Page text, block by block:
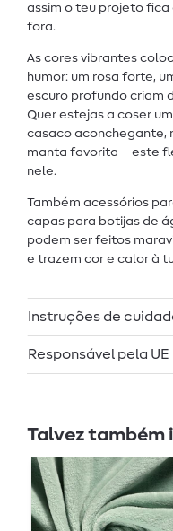
assim o teu projeto
fora.
As cores vibrantes
humor: um rosa forte,
escuro profundo criam
Quer estejas a coser
casaco aconchegante,
manta favorita – este
nele.
Também acessórios
capas para botijas de
podem ser feitos
e trazem cor e calor à
Instruções de
Responsável pela UE
Talvez também